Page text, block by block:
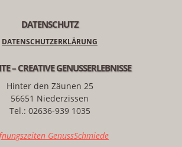
DATENSCHUTZ
DATENSCHUTZERKLÄRUNG
– CREATIVE GENUSSERLEBNISSE
Hinter den Zäunen 25
56651 Niederzissen
Tel.: 02636-939 1035
GenussSchmiede